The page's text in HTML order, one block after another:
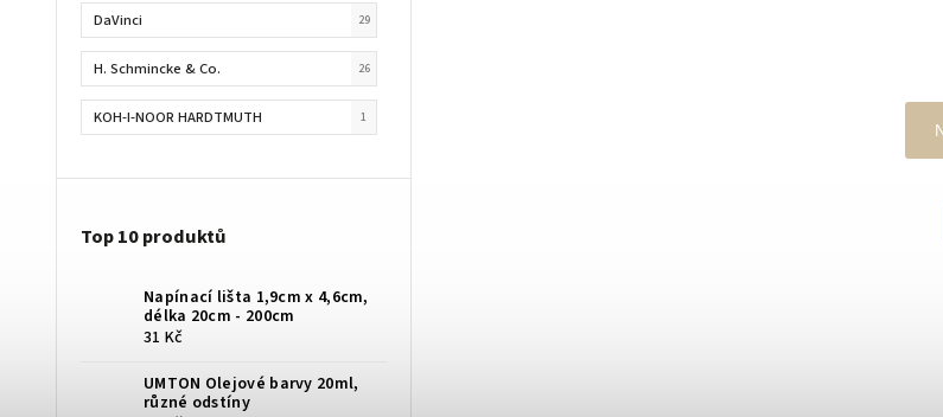
DaVinci 29
H. Schmincke & Co. 26
KOH-I-NOOR HARDTMUTH 1
Lefranc & Bourgeouis
Rembrandt
Top 10 produktů
Napínací lišta 1,9cm x 4,6cm,
délka 20cm - 200cm
31 Kč
UMTON Olejové barvy 20ml,
různé odstíny